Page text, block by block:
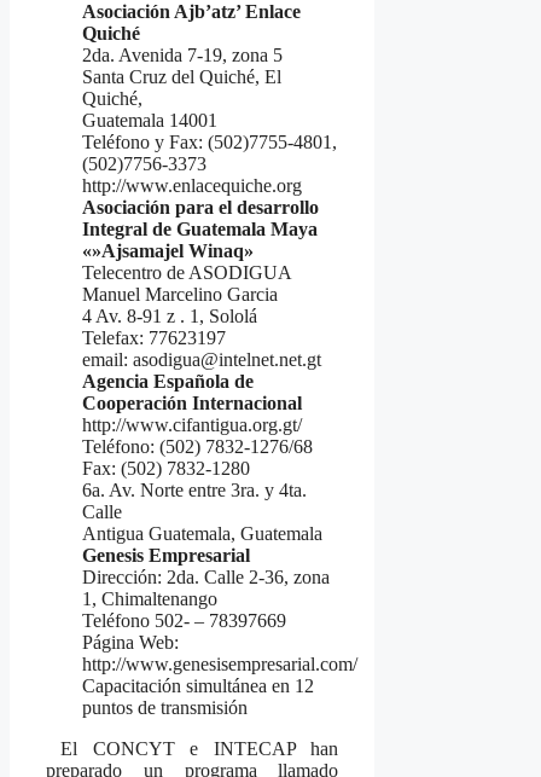
Asociación Ajb’atz’ Enlace
Quiché
2da. Avenida 7-19, zona 5
Santa Cruz del Quiché, El
Quiché,
Guatemala 14001
Teléfono y Fax: (502)7755-4801,
(502)7756-3373
http://www.enlacequiche.org
Asociación para el desarrollo
Integral de Guatemala Maya
«»Ajsamajel Winaq»
Telecentro de ASODIGUA
Manuel Marcelino Garcia
4 Av. 8-91 z . 1, Sololá
Telefax: 77623197
email: asodigua@intelnet.net.gt
Agencia Española de
Cooperación Internacional
http://www.cifantigua.org.gt/
Teléfono: (502) 7832-1276/68
Fax: (502) 7832-1280
6a. Av. Norte entre 3ra. y 4ta.
Calle
Antigua Guatemala, Guatemala
Genesis Empresarial
Dirección: 2da. Calle 2-36, zona
1, Chimaltenango
Teléfono 502- – 78397669
Página Web:
http://www.genesisempresarial.com/
Capacitación simultánea en 12
puntos de transmisión
El CONCYT e INTECAP han
preparado un programa llamado